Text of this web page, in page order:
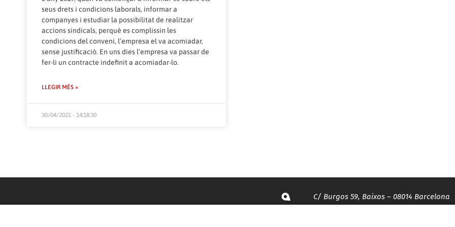
seus drets i condicions laborals, informar a
companyes i estudiar la possibilitat de realitzar
accions sindicals, perquè es complissin les
condicions del conveni, l’empresa el va acomiadar,
sense justificació. En uns dies l’empresa va passar de
fer-li un contracte indefinit a acomiadar-lo.
LLEGIR MÉS »
30/04/2021 - 14:18:30
C/ Burgos 59, Baixos – 08014 Barcelona